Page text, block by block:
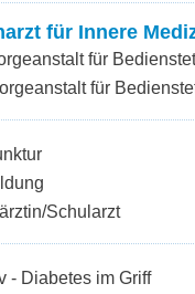
für Innere
für
für
Schularzt
- Diabetes im Griff